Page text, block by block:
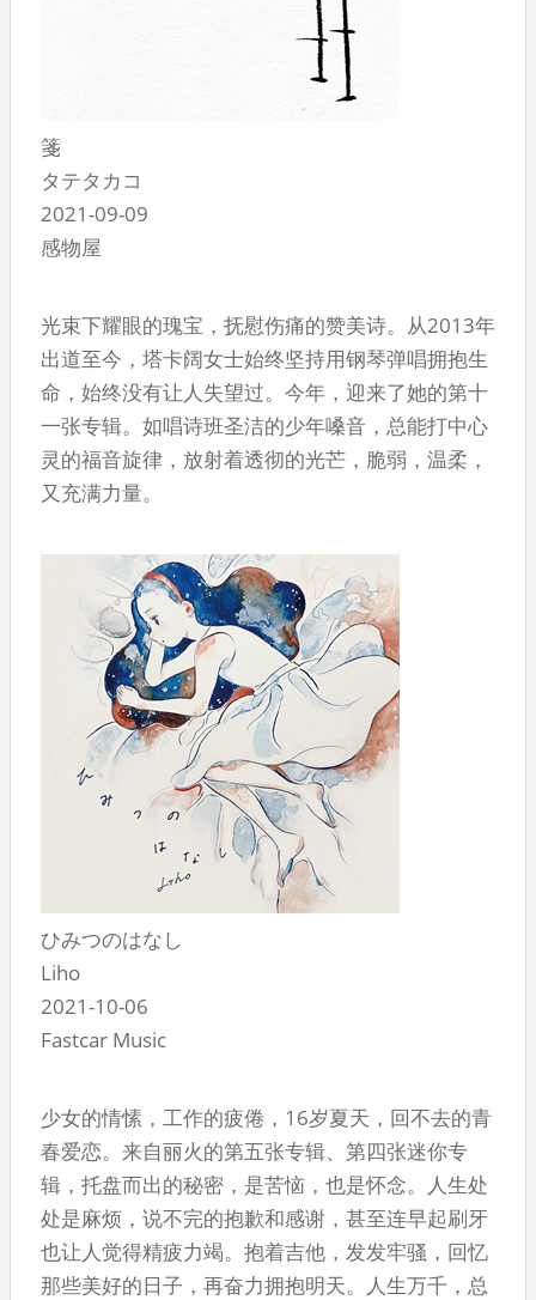
箋
タテタカコ
2021-09-09
感物屋
光束下耀眼的瑰宝，抚慰伤痛的赞美诗。从2013年
出道至今，塔卡阔女士始终坚持用钢琴弹唱拥抱生
命，始终没有让人失望过。今年，迎来了她的第十
一张专辑。如唱诗班圣洁的少年嗓音，总能打中心
灵的福音旋律，放射着透彻的光芒，脆弱，温柔，
又充满力量。
ひみつのはなし
Liho
2021-10-06
Fastcar Music
少女的情愫，工作的疲倦，16岁夏天，回不去的青
春爱恋。来自丽火的第五张专辑、第四张迷你专
辑，托盘而出的秘密，是苦恼，也是怀念。人生处
处是麻烦，说不完的抱歉和感谢，甚至连早起刷牙
也让人觉得精疲力竭。抱着吉他，发发牢骚，回忆
那些美好的日子，再奋力拥抱明天。人生万千，总